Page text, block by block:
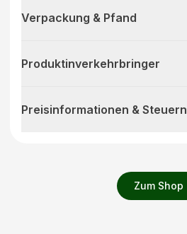
Zum Shop
Verpackung & Pfand
Produktinverkehrbringer
Preisinformationen & Steuern